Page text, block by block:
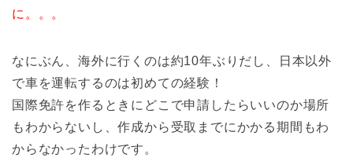
に。。。
なにぶん、海外に行くのは約10年ぶりだし、日本以外
で車を運転するのは初めての経験！
国際免許を作るときにどこで申請したらいいのか場所
もわからないし、作成から受取までにかかる期間もわ
からなかったわけです。